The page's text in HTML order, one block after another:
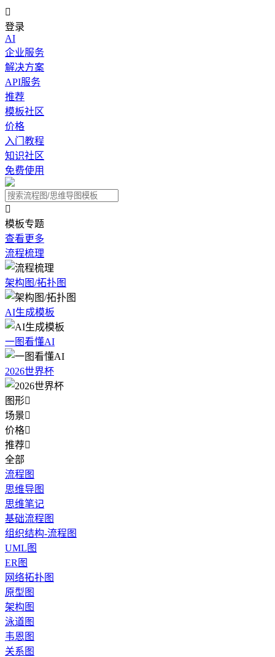

登录
AI
企业服务
解决方案
API服务
推荐
模板社区
价格
入门教程
知识社区
免费使用

模板专题
查看更多
流程梳理
架构图/拓扑图
AI生成模板
一图看懂AI
2026世界杯
图形
场景
价格
推荐
全部
流程图
思维导图
思维笔记
基础流程图
组织结构-流程图
UML图
ER图
网络拓扑图
原型图
架构图
泳道图
韦恩图
关系图